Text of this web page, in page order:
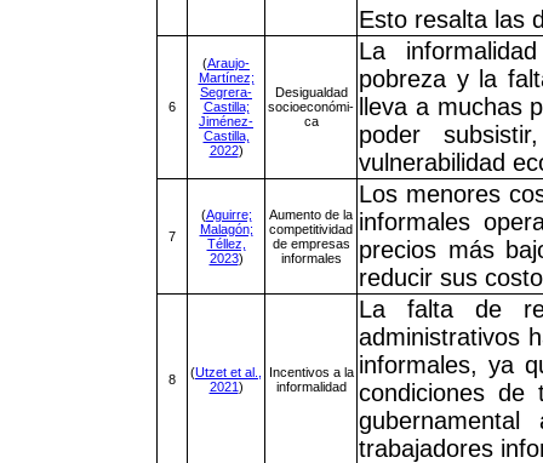
Esto resalta las
6
(Araujo-
Martínez;
Segrera-
Castilla;
Jiménez-
Castilla,
2022)
Desigualdad
socioeconómi-
ca
La
pobreza y la
lleva a muchas
poder
vulnerabilidad
7
(Aguirre;
Malagón;
Téllez,
2023)
Aumento de la
competitividad
de empresas
informales
Los menores
informales
precios más
reducir sus
8 (Utzet et al.,
2021)
Incentivos a la
informalidad
La falta de
administrativos
informales, ya
condiciones de
trabajadores